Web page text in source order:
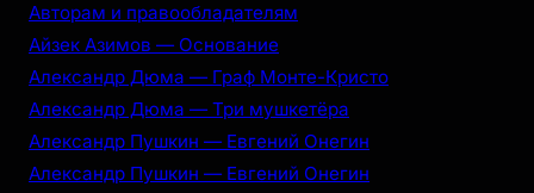
Авторам и правообладателям
Айзек Азимов — Основание
Александр Дюма — Граф Монте-Кристо
Александр Дюма — Три мушкетёра
Александр Пушкин — Евгений Онегин
Александр Пушкин — Евгений Онегин